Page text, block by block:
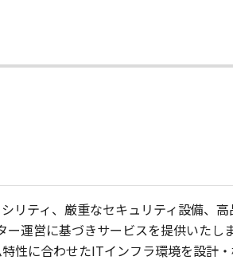
リティ、厳重なセキュリティ設備、
運営に基づきサービスを提供いたしま
性に合わせたITインフラ環境を設計